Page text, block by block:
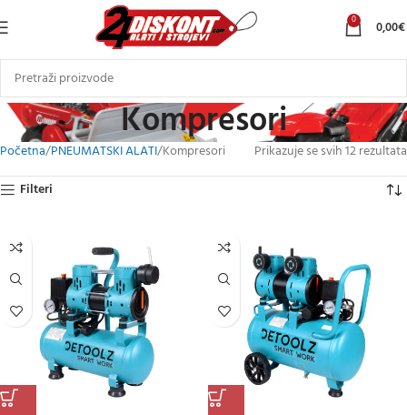
0 0,00€
Kompresori
Početna PNEUMATSKI ALATI Kompresori
Prikazuje se svih 12 rezultata
Filteri